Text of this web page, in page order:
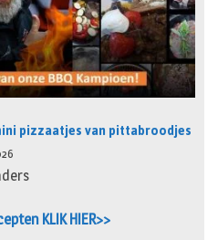
pizzaatjes van pittabroodjes
KLIK HIER>>